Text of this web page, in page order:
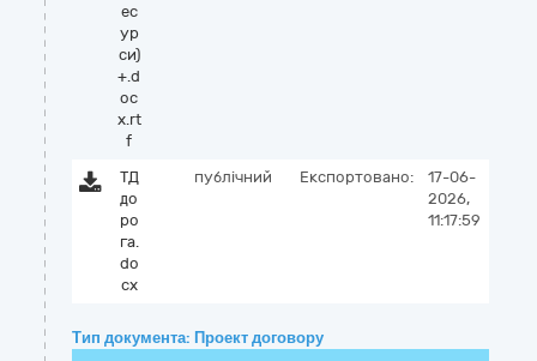
ес
ур
си)
+.d
oc
x.rt
f
ТД
до
ро
га.
do
cx
публічний Експортовано:
17-06-
2026,
11:17:59
Тип документа: Проект договору